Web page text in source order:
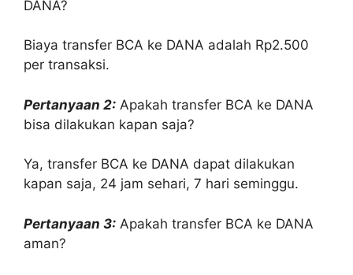
DANA?
Biaya transfer BCA ke DANA adalah Rp2.500
per transaksi.
Pertanyaan 2: Apakah transfer BCA ke DANA
bisa dilakukan kapan saja?
Ya, transfer BCA ke DANA dapat dilakukan
kapan saja, 24 jam sehari, 7 hari seminggu.
Pertanyaan 3: Apakah transfer BCA ke DANA
aman?